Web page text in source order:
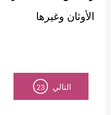
الأوثان وغيرها
التالي 23